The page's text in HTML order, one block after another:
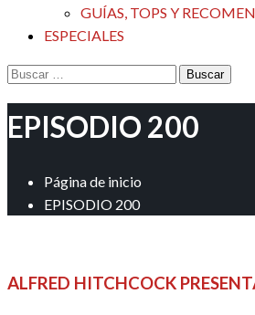
GUÍAS, TOPS Y
ESPECIALES
Buscar:
EPISODIO 200
Página de inicio
EPISODIO 200
ALFRED HITCHCOCK